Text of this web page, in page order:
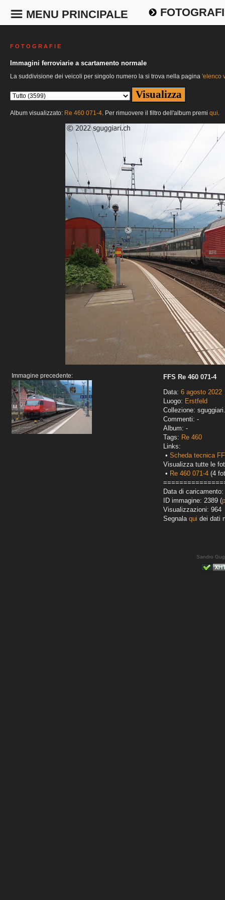
MENU PRINCIPALE
F O T O G R A F I E
Immagini ferroviarie a scartamento normale
La suddivisione dei veicoli per singolo numero la si trova nella pagina 'elenco
Album visualizzato: Re 460 071-4. Per rimuovere il filtro dell'album premi qui.
Immagine precedente:
FFS Re 460 071-4
Data: 6 agosto 2022
Luogo: Erstfeld
Collezione:
Commenti: -
Album: -
Tags: Re 460
Links:
• Scheda tecnica
Visualizza tutte le
• Re 460 071-4 (4
Data di
ID immagine: 2389 (
Visualizzazioni: 964
Segnala qui dei dati
Sandro